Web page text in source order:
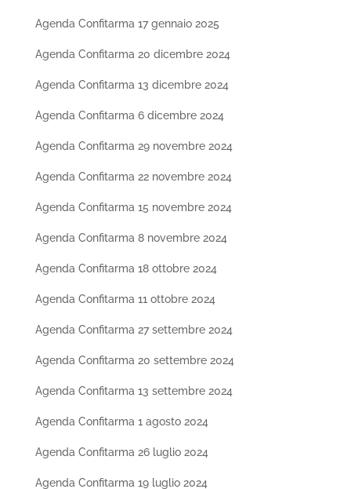
Agenda Confitarma 17 gennaio 2025
Agenda Confitarma 20 dicembre 2024
Agenda Confitarma 13 dicembre 2024
Agenda Confitarma 6 dicembre 2024
Agenda Confitarma 29 novembre 2024
Agenda Confitarma 22 novembre 2024
Agenda Confitarma 15 novembre 2024
Agenda Confitarma 8 novembre 2024
Agenda Confitarma 18 ottobre 2024
Agenda Confitarma 11 ottobre 2024
Agenda Confitarma 27 settembre 2024
Agenda Confitarma 20 settembre 2024
Agenda Confitarma 13 settembre 2024
Agenda Confitarma 1 agosto 2024
Agenda Confitarma 26 luglio 2024
Agenda Confitarma 19 luglio 2024